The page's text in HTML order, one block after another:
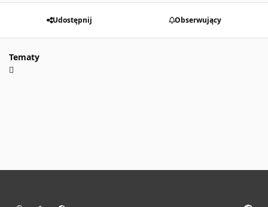
Udostępnij Obserwujący
Tematy
Light ModeDark ModeSystem Preference